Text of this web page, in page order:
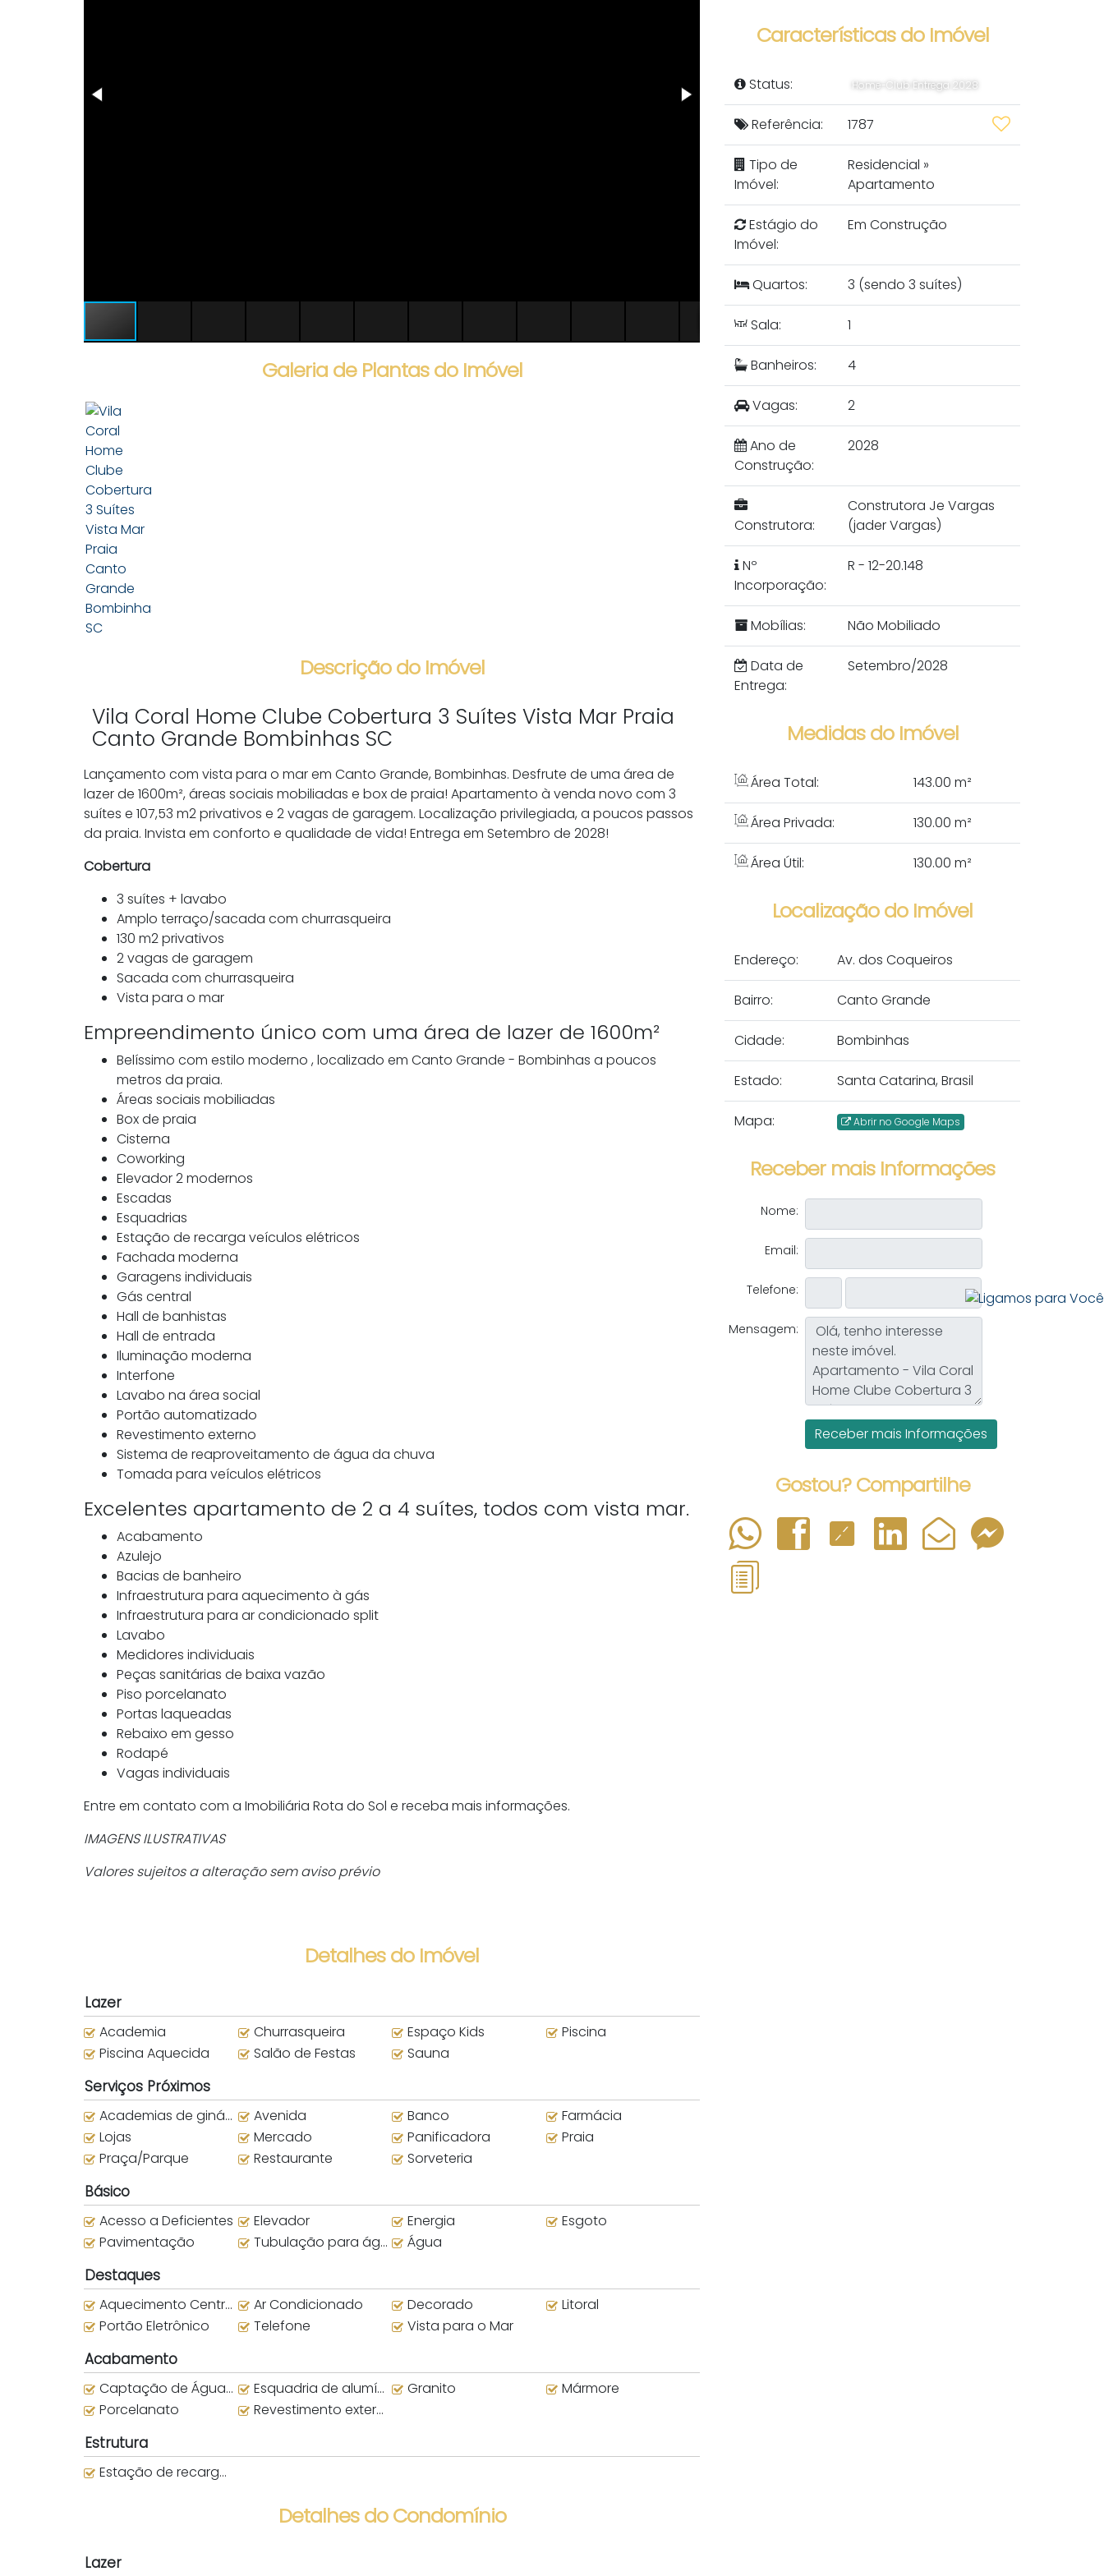
Galeria de Plantas do Imóvel
Descrição do Imóvel
Vila Coral Home Clube Cobertura 3 Suítes Vista Mar Praia
Canto Grande Bombinhas SC
Lançamento com vista para o mar em Canto Grande, Bombinhas. Desfrute de uma área de
lazer de 1600m², áreas sociais mobiliadas e box de praia! Apartamento à venda novo com 3
suítes e 107,53 m2 privativos e 2 vagas de garagem. Localização privilegiada, a poucos passos
da praia. Invista em conforto e qualidade de vida! Entrega em Setembro de 2028!
Cobertura
3 suítes + lavabo
Amplo terraço/sacada com churrasqueira
130 m2 privativos
2 vagas de garagem
Sacada com churrasqueira
Vista para o mar
Empreendimento único com uma área de lazer de 1600m²
Belíssimo com estilo moderno , localizado em Canto Grande - Bombinhas a poucos
metros da praia.
Áreas sociais mobiliadas
Box de praia
Cisterna
Coworking
Elevador 2 modernos
Escadas
Esquadrias
Estação de recarga veículos elétricos
Fachada moderna
Garagens individuais
Gás central
Hall de banhistas
Hall de entrada
Iluminação moderna
Interfone
Lavabo na área social
Portão automatizado
Revestimento externo
Sistema de reaproveitamento de água da chuva
Tomada para veículos elétricos
Excelentes apartamento de 2 a 4 suítes, todos com vista mar.
Acabamento
Azulejo
Bacias de banheiro
Infraestrutura para aquecimento à gás
Infraestrutura para ar condicionado split
Lavabo
Medidores individuais
Peças sanitárias de baixa vazão
Piso porcelanato
Portas laqueadas
Rebaixo em gesso
Rodapé
Vagas individuais
Entre em contato com a Imobiliária Rota do Sol e receba mais informações.
IMAGENS ILUSTRATIVAS
Valores sujeitos a alteração sem aviso prévio
Detalhes do Imóvel
Lazer
Academia Churrasqueira Espaço Kids
Piscina
Piscina Aquecida
Salão de Festas Sauna
Serviços Próximos
Academias de ginástica Avenida Banco
Farmácia
Lojas
Mercado Panificadora
Praia
Praça/Parque
Restaurante Sorveteria
Básico
Acesso a Deficientes Elevador Energia
Esgoto
Pavimentação
Tubulação para água quente Água
Destaques
Aquecimento Central Ar Condicionado Decorado
Litoral
Portão Eletrônico
Telefone Vista para o Mar
Acabamento
Captação de Água da Chuva Esquadria de alumínio Granito
Mármore
Porcelanato
Revestimento externo
Estrutura
Estação de recarga para carros elétricos
Detalhes do Condomínio
Lazer
Características do Imóvel
Status: Home-Club Entrega 2028
Referência: 1787
Tipo de
Imóvel:
Residencial »
Apartamento
Estágio do
Imóvel:
Em Construção
Quartos: 3 (sendo 3 suítes)
Sala: 1
Banheiros: 4
Vagas: 2
Ano de
Construção:
2028
Construtora:
Construtora Je Vargas
(jader Vargas)
Nº
Incorporação:
R - 12-20.148
Mobílias: Não Mobiliado
Data de
Entrega:
Setembro/2028
Medidas do Imóvel
Área Total: 143.00 m²
Área Privada: 130.00 m²
Área Útil: 130.00 m²
Localização do Imóvel
Endereço: Av. dos Coqueiros
Bairro: Canto Grande
Cidade: Bombinhas
Estado: Santa Catarina, Brasil
Mapa: Abrir no Google Maps
Receber mais Informações
Nome:
Email:
Telefone:
Mensagem:
Gostou? Compartilhe